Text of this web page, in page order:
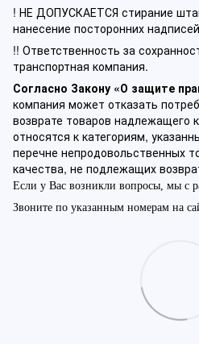
! НЕ ДОПУСКАЕТСЯ стирание
нанесение посторонних
!! Ответственность за
транспортная компания.
Согласно Закону «О защите
компания может отказать
возврате товаров надлежащего
относятся к категориям,
перечне непродовольственных
качества, не подлежащих
Если у Вас возникли вопросы, мы с
Звоните по указанным номерам на